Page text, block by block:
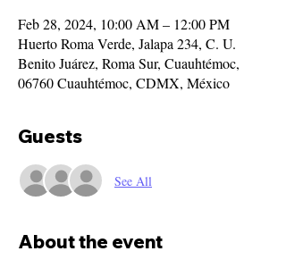
Feb 28, 2024, 10:00 AM – 12:00 PM
Huerto Roma Verde, Jalapa 234, C. U.
Benito Juárez, Roma Sur, Cuauhtémoc,
06760 Cuauhtémoc, CDMX, México
Guests
See All
About the event